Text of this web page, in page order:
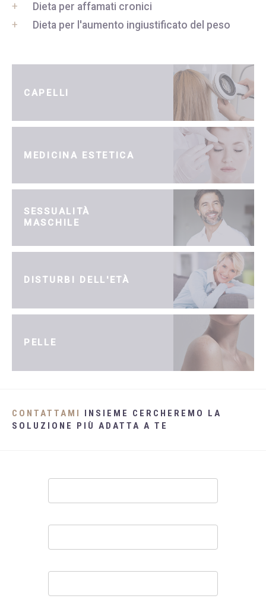
Dieta per affamati cronici
Dieta per l'aumento ingiustificato del peso
CAPELLI
MEDICINA ESTETICA
SESSUALITÀ
MASCHILE
DISTURBI DELL'ETÀ
PELLE
CONTATTAMI
INSIEME CERCHEREMO LA
SOLUZIONE PIÙ ADATTA A TE
Contatti